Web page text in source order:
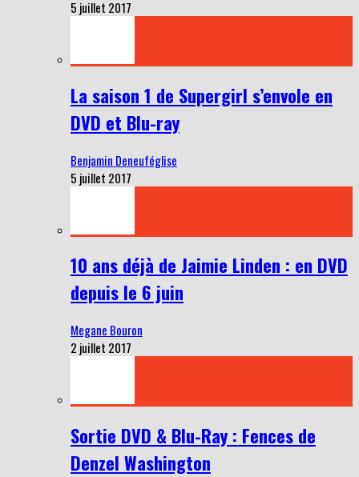
5 juillet 2017
La saison 1 de Supergirl s’envole en
DVD et Blu-ray
Benjamin Deneuféglise
5 juillet 2017
10 ans déjà de Jaimie Linden : en DVD
depuis le 6 juin
Megane Bouron
2 juillet 2017
Sortie DVD & Blu-Ray : Fences de
Denzel Washington